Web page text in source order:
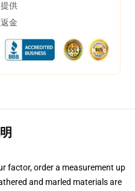
供
金
factor, order a measurement up
and marled materials are